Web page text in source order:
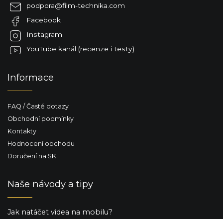
podpora@film-technika.com
Facebook
Instagram
YouTube kanál (recenze i testy)
Informace
FAQ / Časté dotazy
Obchodní podmínky
Kontakty
Hodnocení obchodu
Doručení na SK
Naše návody a tipy
Jak natáčet videa na mobilu?